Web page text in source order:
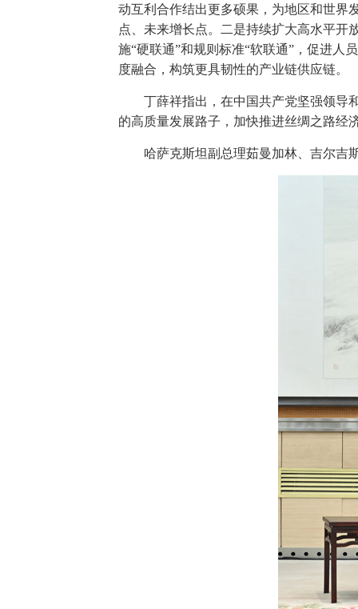
动互利合作结出更多硕果，为地区和世界
点、未来增长点。二是持续扩大高水平开
施“硬联通”和规则标准“软联通”，促进人
度融合，构筑更具韧性的产业链供应链。
丁薛祥指出，在中国共产党坚强领导
的高质量发展路子，加快推进丝绸之路经
哈萨克斯坦副总理茹曼加林、吉尔吉